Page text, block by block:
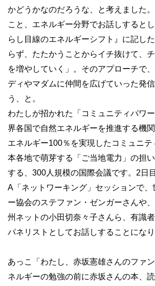
かどうかなのだろうな、と考えました。
こと、エネルギー分野でお話しすると
らし目線のエネルギーシフト』に記し
らず、たたかうことからイチ抜けて、
を増やしていく」。そのアプローチで
ディやマダムに仲間を広げていった発
う、と。
わたしが招かれた「コミュニティパワ
界各国で自然エネルギーを推進する機
エネルギー100％を実現したコミュニテ
本各地で萌芽する「ご当地電力」の担
する、300人規模の国際会議です。2日
A「ネットワーキング」セッションで
ー協会のステファン・ゼンガーさんや
州ネットの小田切奈々子さんら、有識
パネリストとしてお話しすることになり
あっこ「わたし、赤坂憲雄さんのファ
ネルギーの勉強の前に赤坂さんの本、読